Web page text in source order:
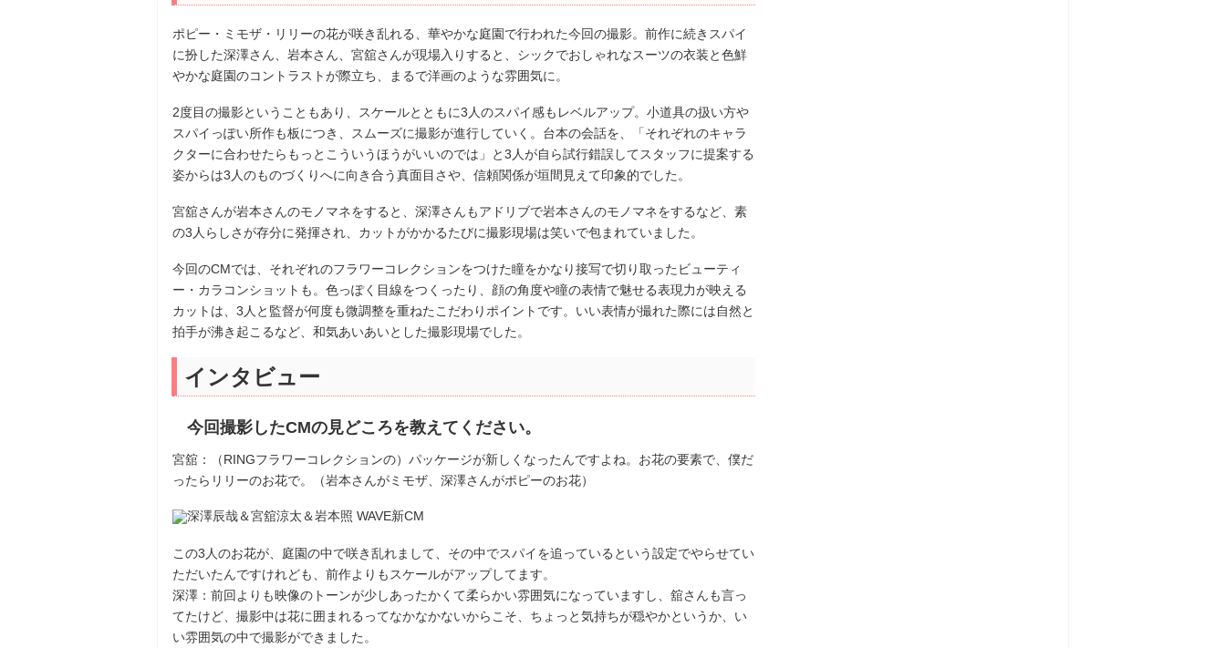
ポピー・ミモザ・リリーの花が咲き乱れる、華やかな庭園で行われた今回の撮影。前作に続きスパイ
に扮した深澤さん、岩本さん、宮舘さんが現場入りすると、シックでおしゃれなスーツの衣装と色鮮
やかな庭園のコントラストが際立ち、まるで洋画のような雰囲気に。
2度目の撮影ということもあり、スケールとともに3人のスパイ感もレベルアップ。小道具の扱い方や
スパイっぽい所作も板につき、スムーズに撮影が進行していく。台本の会話を、「それぞれのキャラ
クターに合わせたらもっとこういうほうがいいのでは」と3人が自ら試行錯誤してスタッフに提案する
姿からは3人のものづくりへに向き合う真面目さや、信頼関係が垣間見えて印象的でした。
宮舘さんが岩本さんのモノマネをすると、深澤さんもアドリブで岩本さんのモノマネをするなど、素
の3人らしさが存分に発揮され、カットがかかるたびに撮影現場は笑いで包まれていました。
今回のCMでは、それぞれのフラワーコレクションをつけた瞳をかなり接写で切り取ったビューティ
ー・カラコンショットも。色っぽく目線をつくったり、顔の角度や瞳の表情で魅せる表現力が映える
カットは、3人と監督が何度も微調整を重ねたこだわりポイントです。いい表情が撮れた際には自然と
拍手が沸き起こるなど、和気あいあいとした撮影現場でした。
インタビュー
今回撮影したCMの見どころを教えてください。
宮舘：（RINGフラワーコレクションの）パッケージが新しくなったんですよね。お花の要素で、僕だ
ったらリリーのお花で。（岩本さんがミモザ、深澤さんがポピーのお花）
この3人のお花が、庭園の中で咲き乱れまして、その中でスパイを追っているという設定でやらせてい
ただいたんですけれども、前作よりもスケールがアップしてます。
深澤：前回よりも映像のトーンが少しあったかくて柔らかい雰囲気になっていますし、舘さんも言っ
てたけど、撮影中は花に囲まれるってなかなかないからこそ、ちょっと気持ちが穏やかというか、い
い雰囲気の中で撮影ができました。